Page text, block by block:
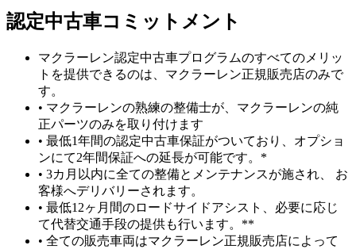
認定中古車コミットメント
マクラーレン認定中古車プログラムのすべてのメリッ
トを提供できるのは、マクラーレン正規販売店のみで
す。
• マクラーレンの熟練の整備士が、マクラーレンの純
正パーツのみを取り付けます
• 最低1年間の認定中古車保証がついており、オプショ
ンにて2年間保証への延長が可能です。*
• 3カ月以内に全ての整備とメンテナンスが施され、 お
客様へデリバリーされます。
• 最低12ヶ月間のロードサイドアシスト、必要に応じ
て代替交通手段の提供も行います。**
• 全ての販売車両はマクラーレン正規販売店によって